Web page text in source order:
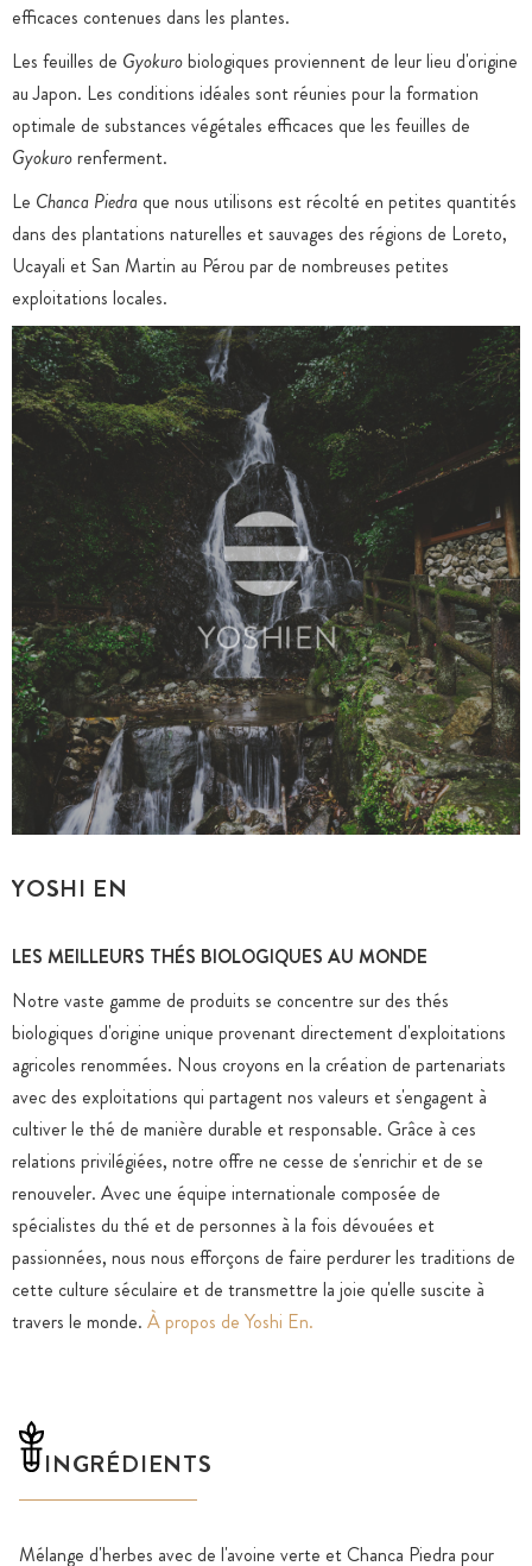
efficaces contenues dans les plantes.
Les feuilles de Gyokurobiologiques proviennent de leur lieu d'origine
au Japon. Les conditions idéales sont réunies pour la formation
optimale de substances végétales efficaces que les feuilles de
Gyokurorenferment.
Le Chanca Piedra que nous utilisons est récolté en petites quantités
dans des plantations naturelles et sauvages des régions de Loreto,
Ucayali et San Martin au Pérou par de nombreuses petites
exploitations locales.
YOSHI EN
LES MEILLEURS THÉS BIOLOGIQUES AU MONDE
Notre vaste gamme de produits se concentre sur des thés
biologiques d'origine unique provenant directement d'exploitations
agricoles renommées. Nous croyons en la création de partenariats
avec des exploitations qui partagent nos valeurs et s'engagent à
cultiver le thé de manière durable et responsable. Grâce à ces
relations privilégiées, notre offre ne cesse de s'enrichir et de se
renouveler. Avec une équipe internationale composée de
spécialistes du thé et de personnes à la fois dévouées et
passionnées, nous nous efforçons de faire perdurer les traditions de
cette culture séculaire et de transmettre la joie qu'elle suscite à
travers le monde. À propos de Yoshi En.
INGRÉDIENTS
Mélange d'herbes avec de l'avoine verte et Chanca Piedra pour